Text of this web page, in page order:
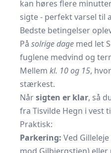
kan høres flere
sigte - perfekt varsel til
Bedste betingelser
På solrige dage med let
fuglene medvind og
Mellem kl. 10 og 15,
stærkest.
Nårsigten er klar, så
fra Tisvilde Hegn i vest
Praktisk:
Parkering: Ved